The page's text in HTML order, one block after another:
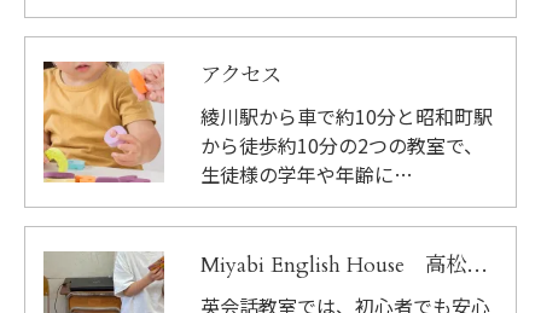
アクセス
綾川駅から車で約10分と昭和町駅
から徒歩約10分の2つの教室で、
生徒様の学年や年齢に…
Miyabi English House 高松教室
英会話教室では、初心者でも安心